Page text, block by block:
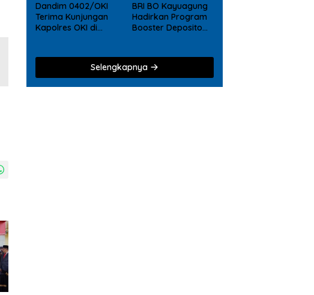
Dandim 0402/OKI
Terima Kunjungan
Kapolres OKI di
BRI BO Kayuagung
Hadirkan Program
Booster Deposito
bagi Nasabah
Deposito Digital
Selengkapnya